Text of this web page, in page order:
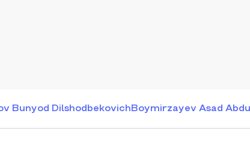
Bunyod Dilshodbekovich Boymirzayev Asad